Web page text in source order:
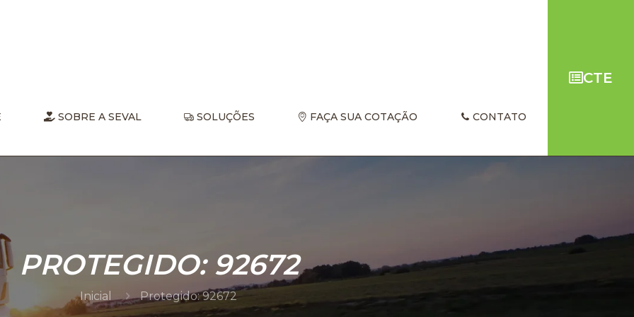
SOBRE A SEVAL SOLUÇÕES FAÇA SUA COTAÇÃO CONTATO
CTE
PROTEGIDO: 92672
Inicial Protegido: 92672